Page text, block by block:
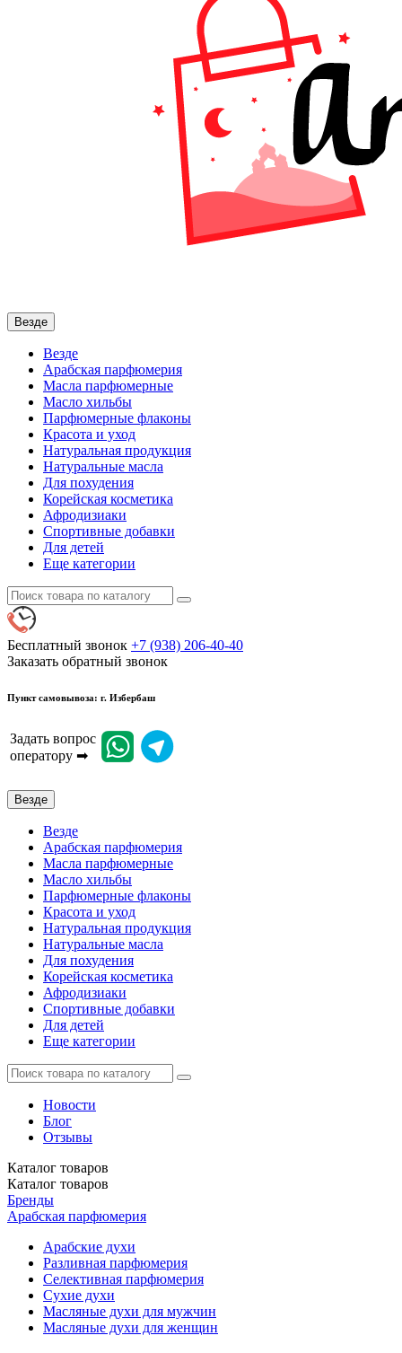
Везде
Везде
Арабская парфюмерия
Масла парфюмерные
Масло хильбы
Парфюмерные флаконы
Красота и уход
Натуральная продукция
Натуральные масла
Для похудения
Корейская косметика
Афродизиаки
Спортивные добавки
Для детей
Еще категории
Бесплатный звонок +7 (938) 206-40-40
Заказать обратный звонок
Пункт самовывоза: г. Избербаш
Задать вопрос
оператору ➡
Везде
Везде
Арабская парфюмерия
Масла парфюмерные
Масло хильбы
Парфюмерные флаконы
Красота и уход
Натуральная продукция
Натуральные масла
Для похудения
Корейская косметика
Афродизиаки
Спортивные добавки
Для детей
Еще категории
Новости
Блог
Отзывы
Каталог товаров
Каталог товаров
Бренды
Арабская парфюмерия
Арабские духи
Разливная парфюмерия
Селективная парфюмерия
Сухие духи
Масляные духи для мужчин
Масляные духи для женщин